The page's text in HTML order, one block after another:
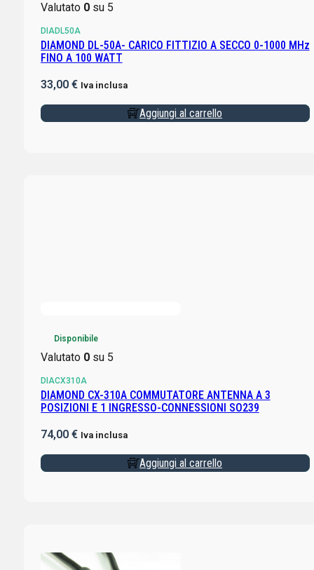
Valutato 0su 5
DIADL50A
DIAMOND DL-50A- CARICO FITTIZIO A SECCO 0-1000 MHz
FINO A 100 WATT
33,00 € Iva inclusa
Aggiungi al carrello
Disponibile
Valutato 0su 5
DIACX310A
DIAMOND CX-310A COMMUTATORE ANTENNA A 3
POSIZIONI E 1 INGRESSO-CONNESSIONI SO239
74,00 € Iva inclusa
Aggiungi al carrello